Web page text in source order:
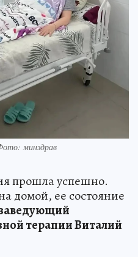
минздрав
прошла успешно.
домой, ее состояние
терапии Виталий